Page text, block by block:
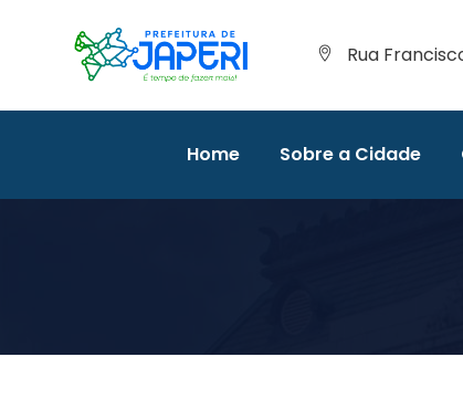
Rua
Home Sobre a Cidade